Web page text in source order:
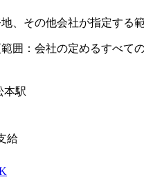
、その他会社が指定する
囲：会社の定めるすべて
本駅
給